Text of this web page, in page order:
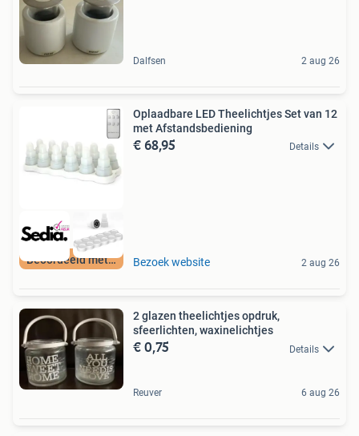
Dalfsen 2 aug 26
Beoordeeld met 9+
Oplaadbare LED Theelichtjes Set van 12
met Afstandsbediening
€ 68,95 Details
Bezoek website 2 aug 26
2 glazen theelichtjes opdruk,
sfeerlichten, waxinelichtjes
€ 0,75 Details
Reuver 6 aug 26